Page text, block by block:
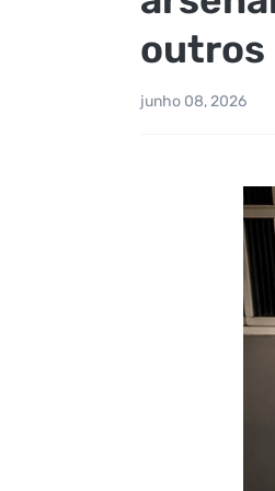
outros
junho 08, 2026